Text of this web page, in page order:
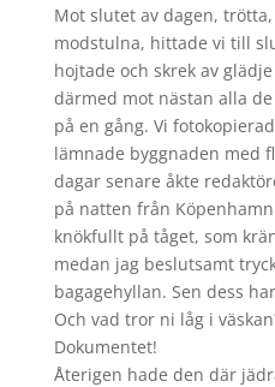
Mot slutet av dagen,
modstulna, hittade vi till
hojtade och skrek av
därmed mot nästan alla
på en gång. Vi
lämnade byggnaden med
dagar senare åkte
på natten från
knökfullt på tåget, som
medan jag beslutsamt
bagagehyllan. Sen dess
Och vad tror ni låg i
Dokumentet!
Återigen hade den där